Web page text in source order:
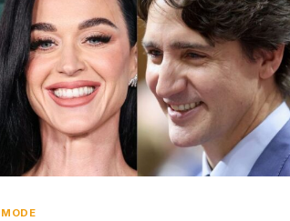
MODE